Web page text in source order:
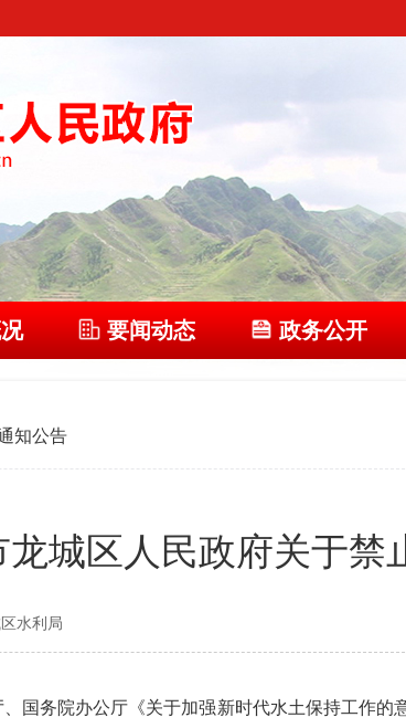
要闻动态 政务公开
知公告
龙城区人民政府关于禁
水利局
务院办公厅《关于加强新时代水土保持工作的